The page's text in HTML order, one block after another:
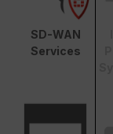
SD-WAN
Services